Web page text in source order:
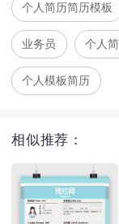
个人简历简历模板
业务员 个人
个人模板简历
相似推荐：